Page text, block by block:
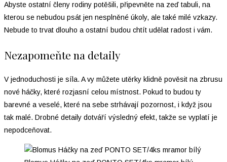
Abyste ostatní členy rodiny potěšili, připevněte na zeď tabuli, na
kterou se nebudou psát jen nesplněné úkoly, ale také milé vzkazy.
Nebude to trvat dlouho a ostatní budou chtít udělat radost i vám.
Nezapomeňte na detaily
V jednoduchosti je síla. A vy můžete utěrky klidně pověsit na zbrusu
nové háčky, které rozjasní celou místnost. Pokud to budou ty
barevné a veselé, které na sebe strhávají pozornost, i když jsou
tak malé. Drobné detaily dotváří výsledný efekt, takže se vyplatí je
nepodceňovat.